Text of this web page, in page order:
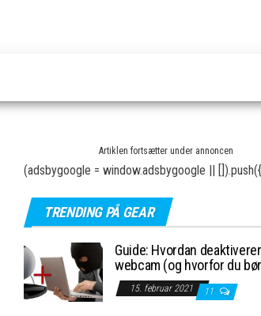
Artiklen fortsætter under annoncen
(adsbygoogle = window.adsbygoogle ||
TRENDING PÅ GEAR
Guide: Hvordan
webcam (og hvorfor du
15. februar 2021 11